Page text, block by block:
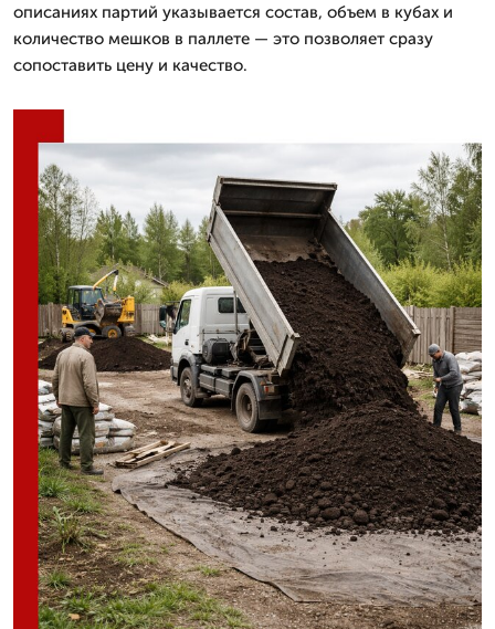
описаниях партий указывается состав, объем в кубах и
количество мешков в паллете — это позволяет сразу
сопоставить цену и качество.